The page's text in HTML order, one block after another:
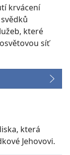
krvácení
které
síť
která
Jehovovi.